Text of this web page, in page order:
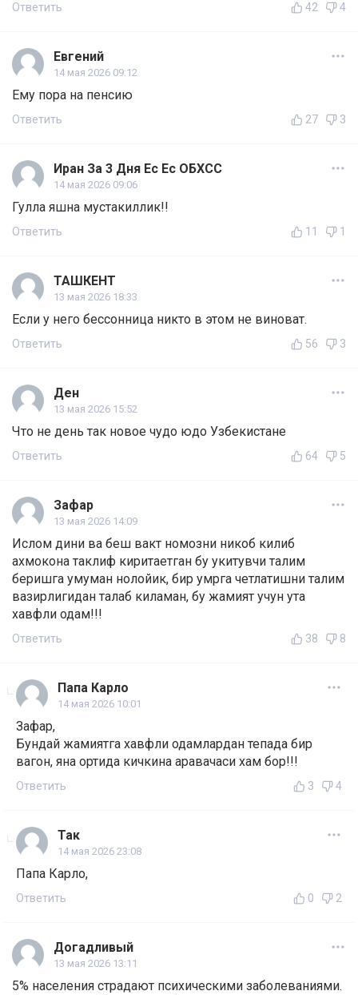
Ответить 42 4
Евгений
14 мая 2026 09:12
Ему пора на пенсию
Ответить 27 3
Иран За 3 Дня Ес Ес ОБХСС
14 мая 2026 09:06
Гулла яшна мустакиллик!!
Ответить 11 1
ТАШКЕНТ
13 мая 2026 18:33
Если у него бессонница никто в этом не виноват.
Ответить 56 3
Ден
13 мая 2026 15:52
Что не день так новое чудо юдо Узбекистане
Ответить 64 5
Зафар
13 мая 2026 14:09
Ислом дини ва беш вакт номозни никоб килиб
ахмокона таклиф киритаетган бу укитувчи талим
беришга умуман нолойик, бир умрга четлатишни талим
вазирлигидан талаб киламан, бу жамият учун ута
хавфли одам!!!
Ответить 38 8
Папа Карло
14 мая 2026 10:01
Зафар,
Бундай жамиятга хавфли одамлардан тепада бир
вагон, яна ортида кичкина аравачаси хам бор!!!
Ответить 3 4
Так
14 мая 2026 23:08
Папа Карло,
Ответить 0 2
Догадливый
13 мая 2026 13:11
5% населения страдают психическими заболеваниями.